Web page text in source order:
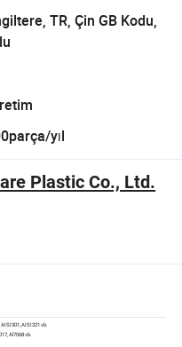
TR, Çin GB Kodu,
yıl
Plastic Co., Ltd.